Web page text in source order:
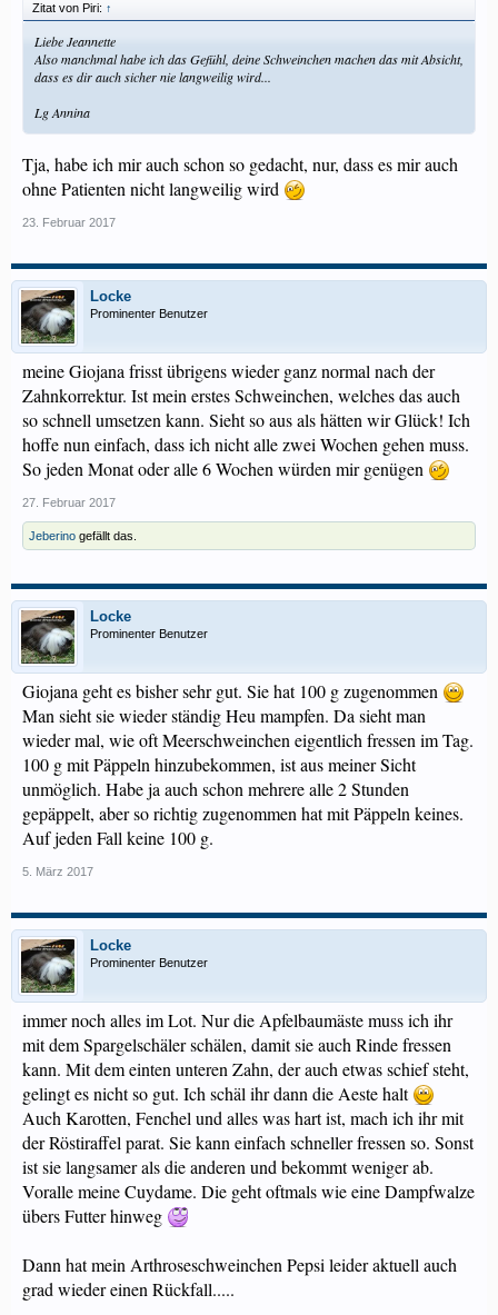
Zitat von Piri: ↑
Liebe Jeannette
Also manchmal habe ich das Gefühl, deine Schweinchen machen das mit Absicht,
dass es dir auch sicher nie langweilig wird...
Lg Annina
Tja, habe ich mir auch schon so gedacht, nur, dass es mir auch
ohne Patienten nicht langweilig wird
23. Februar 2017
Locke
Prominenter Benutzer
meine Giojana frisst übrigens wieder ganz normal nach der
Zahnkorrektur. Ist mein erstes Schweinchen, welches das auch
so schnell umsetzen kann. Sieht so aus als hätten wir Glück! Ich
hoffe nun einfach, dass ich nicht alle zwei Wochen gehen muss.
So jeden Monat oder alle 6 Wochen würden mir genügen
27. Februar 2017
Jeberino gefällt das.
Locke
Prominenter Benutzer
Giojana geht es bisher sehr gut. Sie hat 100 g zugenommen
Man sieht sie wieder ständig Heu mampfen. Da sieht man
wieder mal, wie oft Meerschweinchen eigentlich fressen im Tag.
100 g mit Päppeln hinzubekommen, ist aus meiner Sicht
unmöglich. Habe ja auch schon mehrere alle 2 Stunden
gepäppelt, aber so richtig zugenommen hat mit Päppeln keines.
Auf jeden Fall keine 100 g.
5. März 2017
Locke
Prominenter Benutzer
immer noch alles im Lot. Nur die Apfelbaumäste muss ich ihr
mit dem Spargelschäler schälen, damit sie auch Rinde fressen
kann. Mit dem einten unteren Zahn, der auch etwas schief steht,
gelingt es nicht so gut. Ich schäl ihr dann die Aeste halt
Auch Karotten, Fenchel und alles was hart ist, mach ich ihr mit
der Röstiraffel parat. Sie kann einfach schneller fressen so. Sonst
ist sie langsamer als die anderen und bekommt weniger ab.
Voralle meine Cuydame. Die geht oftmals wie eine Dampfwalze
übers Futter hinweg
Dann hat mein Arthroseschweinchen Pepsi leider aktuell auch
grad wieder einen Rückfall.....